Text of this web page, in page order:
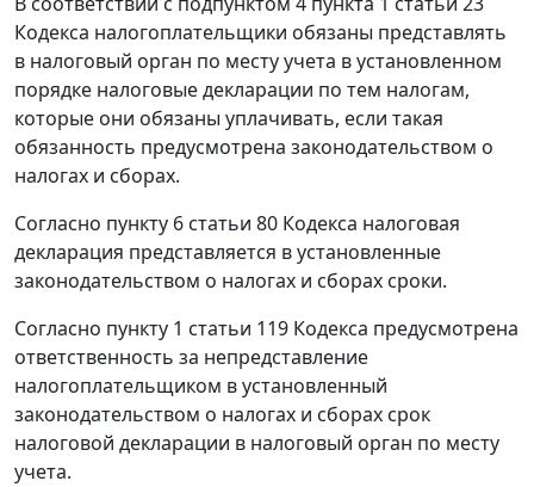
Кодекса налогоплательщики обязаны представлять
в налоговый орган по месту учета в установленном
порядке налоговые декларации по тем налогам,
которые они обязаны уплачивать, если такая
обязанность предусмотрена законодательством о
налогах и сборах.
Согласно пункту 6 статьи 80 Кодекса налоговая
декларация представляется в установленные
законодательством о налогах и сборах сроки.
Согласно пункту 1 статьи 119 Кодекса предусмотрена
ответственность за непредставление
налогоплательщиком в установленный
законодательством о налогах и сборах срок
налоговой декларации в налоговый орган по месту
учета.